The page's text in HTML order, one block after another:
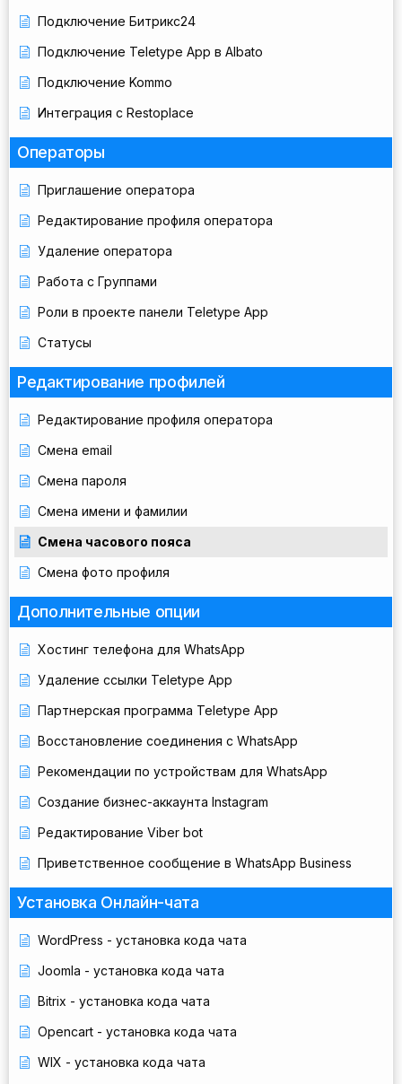
Подключение Битрикс24
Подключение Teletype App в Albato
Подключение Kommo
Интеграция с Restoplace
Операторы
Приглашение оператора
Редактирование профиля оператора
Удаление оператора
Работа с Группами
Роли в проекте панели Teletype App
Статусы
Редактирование профилей
Редактирование профиля оператора
Смена email
Смена пароля
Смена имени и фамилии
Смена часового пояса
Смена фото профиля
Дополнительные опции
Хостинг телефона для WhatsApp
Удаление ссылки Teletype App
Партнерская программа Teletype App
Восстановление соединения с WhatsApp
Рекомендации по устройствам для WhatsApp
Создание бизнес-аккаунта Instagram
Редактирование Viber bot
Приветственное сообщение в WhatsApp Business
Установка Онлайн-чата
WordPress - установка кода чата
Joomla - установка кода чата
Bitrix - установка кода чата
Opencart - установка кода чата
WIX - установка кода чата